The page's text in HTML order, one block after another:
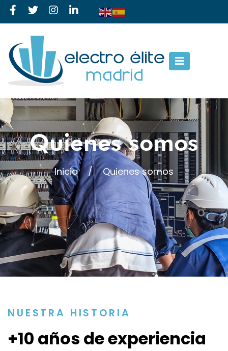
Quienes somos
Inicio/Quienes somos
NUESTRA HISTORIA
+10 años de experiencia